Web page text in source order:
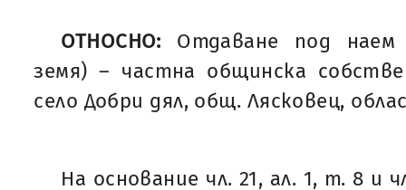
ОТНОСНО: Отдаване под наем
земя) – частна общинска
село Добри дял, общ. Лясковец,
На основание чл. 21, ал. 1, т. 8 и